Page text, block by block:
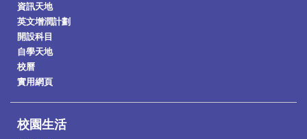
資訊天地
英文增潤計劃
開設科目
自學天地
校曆
實用網頁
校園生活